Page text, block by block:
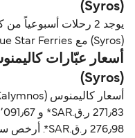
(Syros)
(Syros) مع Blue Star Ferries. الجداول قد تتغير حسب الموسم.
(Syros)